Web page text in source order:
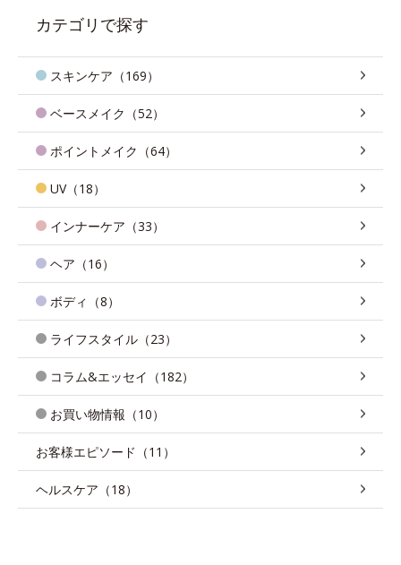
カテゴリで探す
スキンケア（169）
ベースメイク（52）
ポイントメイク（64）
UV（18）
インナーケア（33）
ヘア（16）
ボディ（8）
ライフスタイル（23）
コラム&エッセイ（182）
お買い物情報（10）
お客様エピソード（11）
ヘルスケア（18）